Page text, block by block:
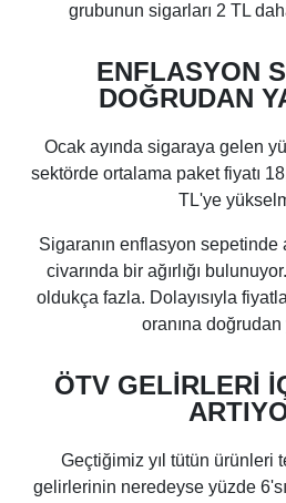
grubunun sigarları 2 TL
ENFLASYON
DOĞRUDAN
Ocak ayında sigaraya gelen
sektörde ortalama paket fiyatı
TL'ye
Sigaranın enflasyon
civarında bir ağırlığı
oldukça fazla. Dolayısıyla
oranına doğrudan
ÖTV GELİRLERİ
Geçtiğimiz yıl tütün ürünleri
gelirlerinin neredeyse yüzde